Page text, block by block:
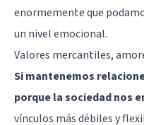
enormemente que
un nivel emocional.
Valores mercantiles,
Si mantenemos
porque la sociedad nos
vínculos más débiles y